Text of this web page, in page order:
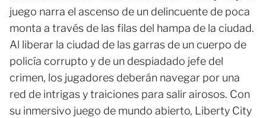
juego narra el ascenso de un delincuente de poca
monta a través de las filas del hampa de la ciudad.
Al liberar la ciudad de las garras de un cuerpo de
policía corrupto y de un despiadado jefe del
crimen, los jugadores deberán navegar por una
red de intrigas y traiciones para salir airosos. Con
su inmersivo juego de mundo abierto, Liberty City